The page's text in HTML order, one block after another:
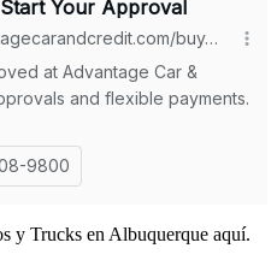
y Trucks en Albuquerque aquí.